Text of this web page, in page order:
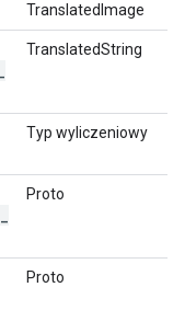
TranslatedImage
TranslatedString
Typ wyliczeniowy
Proto
Proto